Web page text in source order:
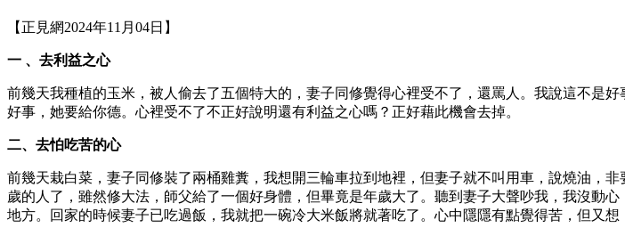
【正見網2024年11月04日】
一 、去利益之心
前幾天我種植的玉米，被人偷去了五個特大的，妻子同修覺得心裡受不了，還罵人。我說這不是
好事，她要給你德。心裡受不了不正好說明還有利益之心嗎？正好藉此機會去掉。
二、去怕吃苦的心
前幾天栽白菜，妻子同修裝了兩桶雞糞，我想開三輪車拉到地裡，但妻子就不叫用車，說燒油，
歲的人了，雖然修大法，師父給了一個好身體，但畢竟是年歲大了。聽到妻子大聲吵我，我沒動
地方。回家的時候妻子已吃過飯，我就把一碗冷大米飯將就著吃了。心中隱隱有點覺得苦，但又想